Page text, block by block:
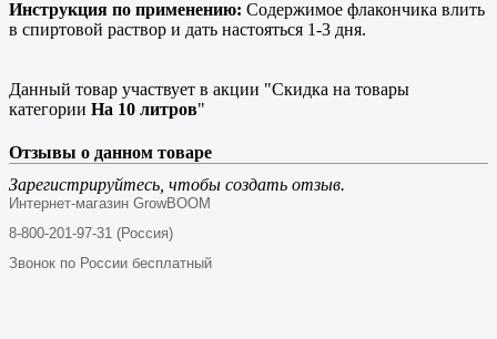
Инструкция по применению: Содержимое флакончика влить
в спиртовой раствор и дать настояться 1-3 дня.
Данный товар участвует в акции "Скидка на товары
категории На 10 литров"
Отзывы о данном товаре
Зарегистрируйтесь, чтобы создать отзыв.
Интернет-магазин GrowBOOM
8-800-201-97-31 (Россия)
Звонок по России бесплатный